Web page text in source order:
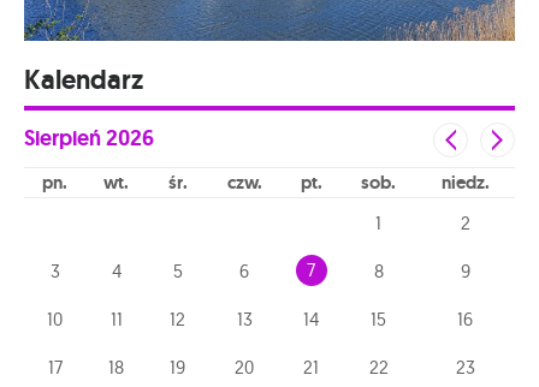
Kalendarz
Sierpień2026
pn wt śr czw pt sob niedz
1 2
3 4 5 6 7 8 9
10 11 12 13 14 15 16
17 18 19 20 21 22 23